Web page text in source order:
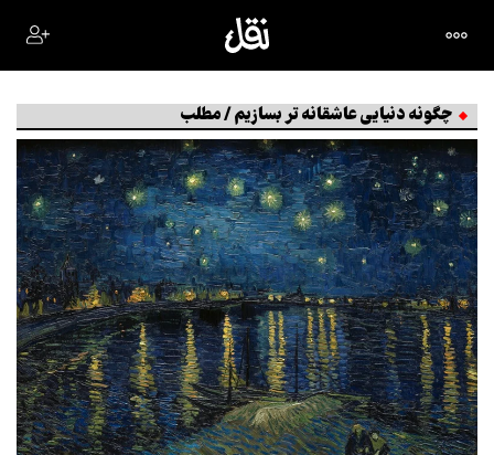
چگونه دنیایی عاشقانه تر بسازیم / مطلب